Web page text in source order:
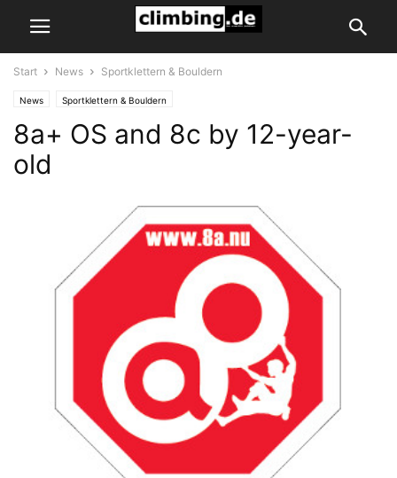
Start News Sportklettern & Bouldern
News Sportklettern & Bouldern
8a+ OS and 8c by 12-year-
old